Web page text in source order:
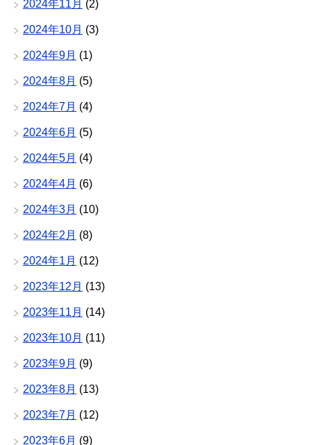
2024年11月 (2)
2024年10月 (3)
2024年9月 (1)
2024年8月 (5)
2024年7月 (4)
2024年6月 (5)
2024年5月 (4)
2024年4月 (6)
2024年3月 (10)
2024年2月 (8)
2024年1月 (12)
2023年12月 (13)
2023年11月 (14)
2023年10月 (11)
2023年9月 (9)
2023年8月 (13)
2023年7月 (12)
2023年6月 (9)